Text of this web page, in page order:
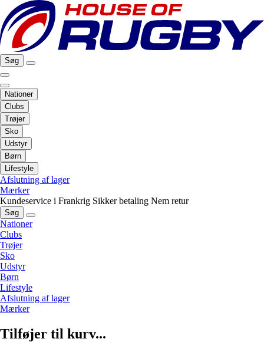
Søg
Nationer
Clubs
Trøjer
Sko
Udstyr
Børn
Lifestyle
Afslutning af lager
Mærker
Kundeservice i Frankrig Sikker betaling Nem retur
Søg
Nationer
Clubs
Trøjer
Sko
Udstyr
Børn
Lifestyle
Afslutning af lager
Mærker
Tilføjer til kurv...